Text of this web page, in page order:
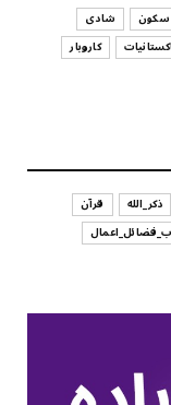
سکون
شادی
کاروبار
ذکر_الله
قرآن